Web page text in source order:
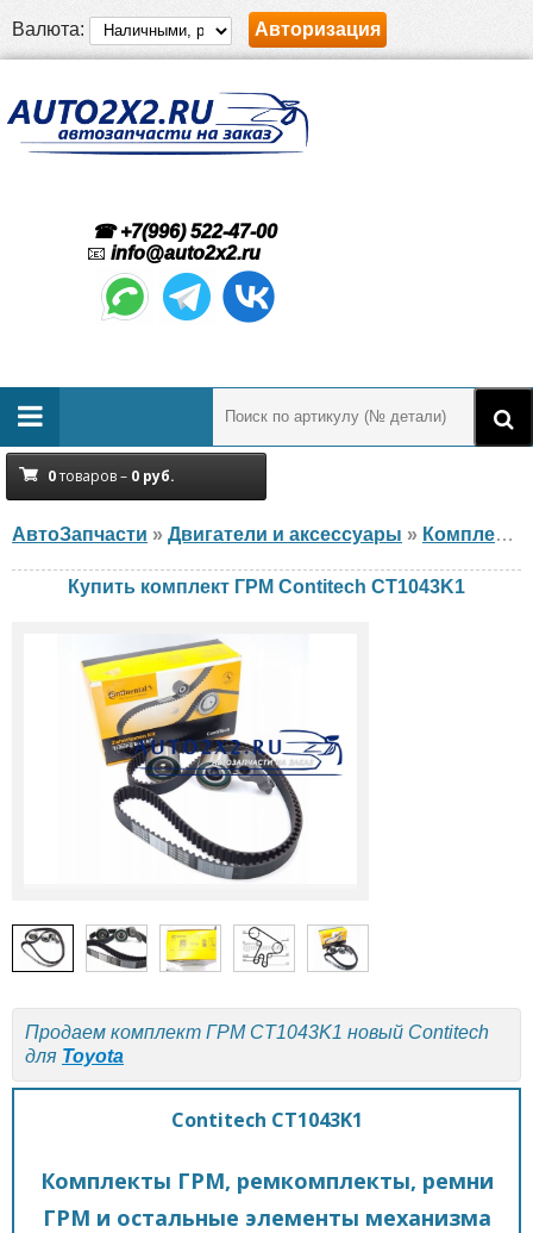
Валюта: Авторизация
☎ +7(996) 522-47-00
📧 info@auto2x2.ru
0товаров – 0 руб.
АвтоЗапчасти » Двигатели и аксессуары » Комплект ГРМ
Купить комплект ГРМ Contitech CT1043K1
Продаем комплект ГРМ CT1043K1 новый Contitech
для Toyota
Contitech CT1043K1
Комплекты ГРМ, ремкомплекты, ремни
ГРМ и остальные элементы механизма